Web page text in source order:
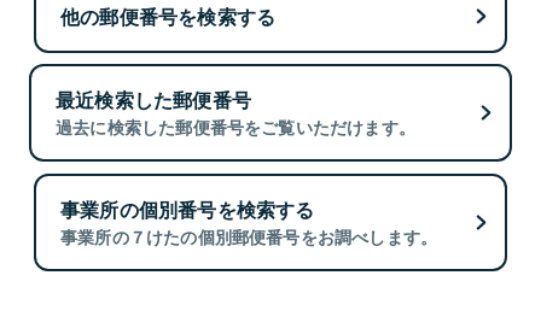
他の郵便番号を検索する
最近検索した郵便番号
過去に検索した郵便番号をご覧いただけます。
事業所の個別番号を検索する
事業所の７けたの個別郵便番号をお調べします。